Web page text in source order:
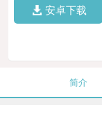
安卓下载
简介